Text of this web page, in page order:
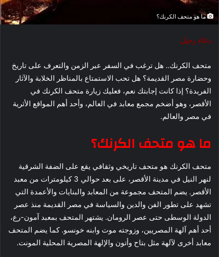
ما هو متحف الكرنك؟
دعاء رحيل
متحف الكرنك.. هل ترغب في السفر عبر الزمن والتعرف على تاريخ
وحضارة مصر القديمة؟ هل تحب الاستمتاع بالمناظر الخلابة والآثار
الفريدة؟ إذا كانت إجابتك نعم، فعليك زيارة متحف الكرنك في
الأقصر، وهو أضخم مجمع معابد في العالم، وأحد أهم المواقع الأثرية
في مصر والعالم.
ما هو متحف الكرنك؟
متحف الكرنك هو متحف تاريخي وثقافي يقع على الضفة الشرقية
لنهر النيل في مدينة الأقصر، على بعد حوالي 3 كيلومترات من معبد
الأقصر. يضم المتحف مجموعة من المعابد والبنايات والأعمدة التي
تشهد على تطور الفن والدين والسياسة في مصر القديمة منذ عصر
الدولة الوسطى حتى عصر الرومان. يشتهر المتحف بمعبد آمون-رع،
أحد أهم آلهة المصريين، وزوجته موت وابنه خونسو. كما يضم المتحف
معابد أخرى لآلهة مثل بتاح وأتون والإلهة المصرية المحلية المونت.